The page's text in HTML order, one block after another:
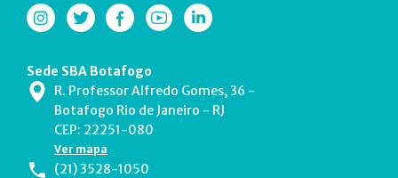
Sede SBA Botafogo
R. Professor Alfredo Gomes, 36 -
Botafogo Rio de Janeiro - RJ
CEP: 22251-080
Ver mapa
(21) 3528-1050